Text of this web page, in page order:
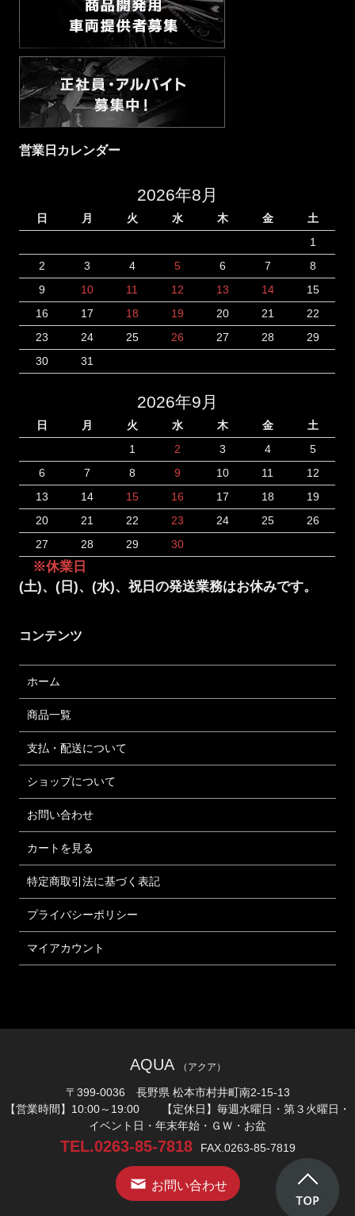
営業日カレンダー
2026年8月
日 月 火 水 木 金
土
1
2
3 4 5 6 7
8
9
10 11 12 13 14
15
16
17 18 19 20 21
22
23
24 25 26 27 28
29
30
31
2026年9月
日 月 火 水 木 金
土
1
2 3 4
5
6
7 8 9 10 11
12
13
14 15 16 17 18
19
20
21 22 23 24 25
26
27
28 29 30
※休業日
(土)、(日)、(水)、祝日の発送業務はお休みです。
コンテンツ
ホーム
商品一覧
支払・配送について
ショップについて
お問い合わせ
カートを見る
特定商取引法に基づく表記
プライバシーポリシー
マイアカウント
AQUA （アクア）
〒399-0036 長野県 松本市村井町南2-15-13
【営業時間】10:00～19:00 【定休日】毎週水曜日・第３火曜日・
イベント日・年末年始・ＧＷ・お盆
TEL.0263-85-7818 FAX.0263-85-7819
お問い合わせ